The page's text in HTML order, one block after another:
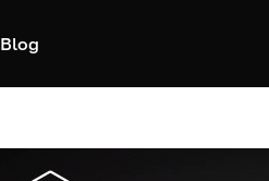
Blog